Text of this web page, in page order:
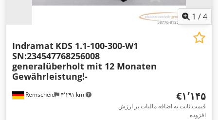
1 /4
Remscheid ۴٬۲۹۱ km
Indramat KDS 1.1-100-300-W1
SN:234547768256008
generalüberholt mit 12 Monaten
Gewährleistung!-
‎€۱٬۱۴۵
قیمت ثابت به اضافه مالیات بر ارزش
افزوده